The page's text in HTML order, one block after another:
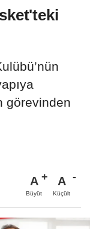
görevinden
A
Büyüt
A
Küçült